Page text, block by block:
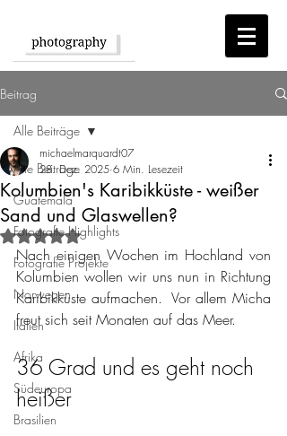
Beitrag
Alle Beiträge
Guatemala
Fotografie Highlights
Fotografie Projekte
Norwegen
Italien
Afrika
Südeuropa
Brasilien
Alle Beiträge
Kolumbien's Karibikküste - weißer
Sand und Glaswellen?
michaelmarquardt07
28. Dez. 2025 6 Min. Lesezeit
Mit NaN von 5 Sternen bewertet.
Nach einigen Wochen im Hochland von
Kolumbien wollen wir uns nun in Richtung
Karibikküste aufmachen.  Vor allem Micha
freut sich seit Monaten auf das Meer.
36 Grad und es geht noch
heißer